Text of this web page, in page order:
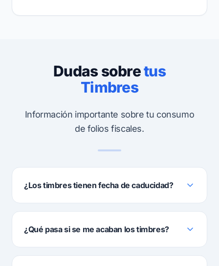
Dudas sobretus
Timbres
Información importante sobre tu consumo
de folios fiscales.
¿Los timbres tienen fecha de caducidad?
¿Qué pasa si se me acaban los timbres?